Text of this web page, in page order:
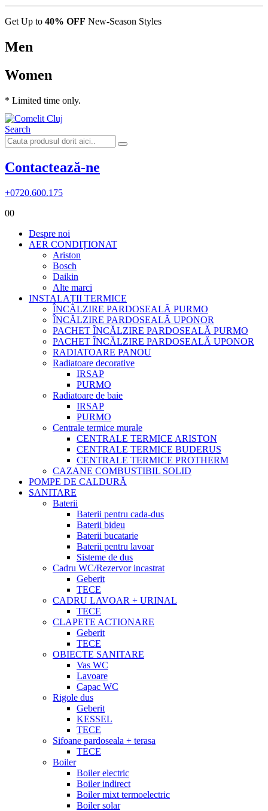
Get Up to 40% OFF New-Season Styles
Men
Women
* Limited time only.
Search
Contactează-ne
+0720.600.175
00
Despre noi
AER CONDIȚIONAT
Ariston
Bosch
Daikin
Alte marci
INSTALAȚII TERMICE
ÎNCĂLZIRE PARDOSEALĂ PURMO
ÎNCĂLZIRE PARDOSEALĂ UPONOR
PACHET ÎNCĂLZIRE PARDOSEALĂ PURMO
PACHET ÎNCĂLZIRE PARDOSEALĂ UPONOR
RADIATOARE PANOU
Radiatoare decorative
IRSAP
PURMO
Radiatoare de baie
IRSAP
PURMO
Centrale termice murale
CENTRALE TERMICE ARISTON
CENTRALE TERMICE BUDERUS
CENTRALE TERMICE PROTHERM
CAZANE COMBUSTIBIL SOLID
POMPE DE CALDURĂ
SANITARE
Baterii
Baterii pentru cada-dus
Baterii bideu
Baterii bucatarie
Baterii pentru lavoar
Sisteme de dus
Cadru WC/Rezervor incastrat
Geberit
TECE
CADRU LAVOAR + URINAL
TECE
CLAPETE ACTIONARE
Geberit
TECE
OBIECTE SANITARE
Vas WC
Lavoare
Capac WC
Rigole dus
Geberit
KESSEL
TECE
Sifoane pardoseala + terasa
TECE
Boiler
Boiler electric
Boiler indirect
Boiler mixt termoelectric
Boiler solar